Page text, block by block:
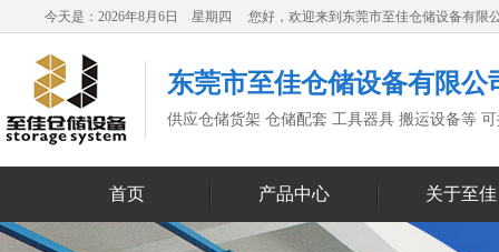
今天是：2026年8月6日 星期四 您好，欢迎来到东莞市至佳仓储设备有限
东莞市至佳仓储设备有限公
供应仓储货架 仓储配套 工具器具 搬运设备等
首页 产品中心 关于至佳